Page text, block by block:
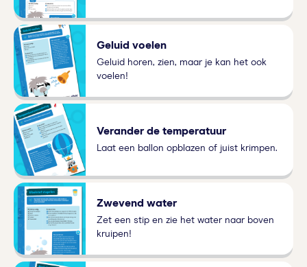
Geluid voelen
Geluid horen, zien, maar je kan het ook
voelen!
Verander de temperatuur
Laat een ballon opblazen of juist krimpen.
Zwevend water
Zet een stip en zie het water naar boven
kruipen!